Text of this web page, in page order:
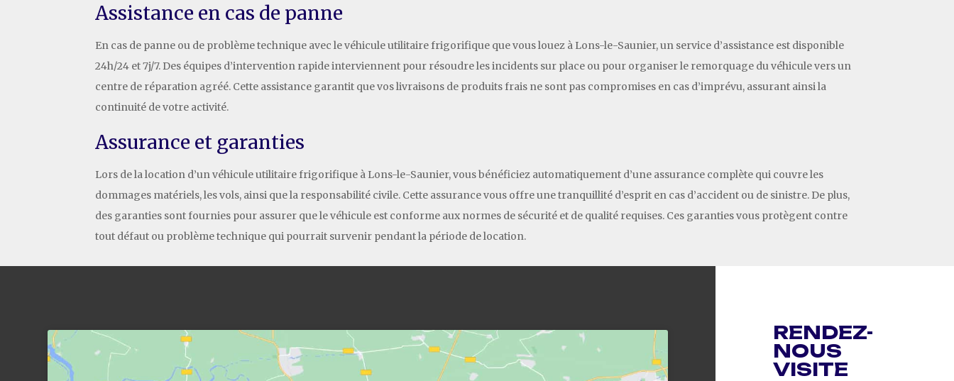
Assistance en cas de panne
En cas de panne ou de problème technique avec le véhicule utilitaire frigorifique que vous louez à Lons-le-Saunier, un service d’assistance est disponible
24h/24 et 7j/7. Des équipes d’intervention rapide interviennent pour résoudre les incidents sur place ou pour organiser le remorquage du véhicule vers un
centre de réparation agréé. Cette assistance garantit que vos livraisons de produits frais ne sont pas compromises en cas d’imprévu, assurant ainsi la
continuité de votre activité.
Assurance et garanties
Lors de la location d’un véhicule utilitaire frigorifique à Lons-le-Saunier, vous bénéficiez automatiquement d’une assurance complète qui couvre les
dommages matériels, les vols, ainsi que la responsabilité civile. Cette assurance vous offre une tranquillité d’esprit en cas d’accident ou de sinistre. De plus,
des garanties sont fournies pour assurer que le véhicule est conforme aux normes de sécurité et de qualité requises. Ces garanties vous protègent contre
tout défaut ou problème technique qui pourrait survenir pendant la période de location.
RENDEZ-
NOUS
VISITE